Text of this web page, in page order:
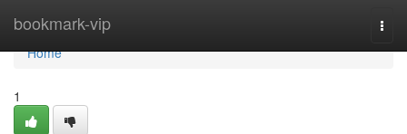
bookmark-vip
Home
Home
1